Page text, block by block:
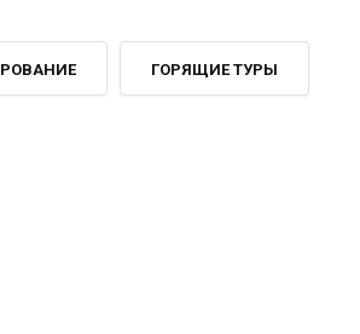
ГОРЯЩИЕ ТУРЫ